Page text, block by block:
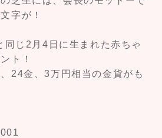
字が！
じ2月4日に生まれた赤ちゃ
ト！
24金、3万円相当の金貨がも